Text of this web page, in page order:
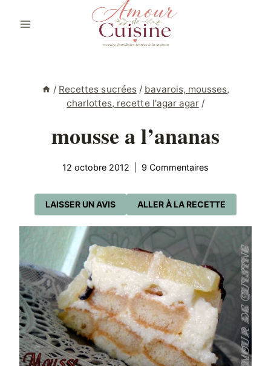
/ Recettes sucrées / bavarois, mousses,
charlottes, recette l'agar agar /
mousse a l’ananas
12 octobre 2012 9 Commentaires
ALLER À LA RECETTE
LAISSER UN AVIS